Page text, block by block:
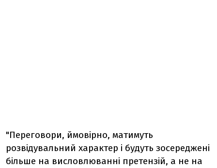
"Переговори, ймовірно, матимуть
розвідувальний характер і будуть зосереджені
більше на висловлюванні претензій, а не на